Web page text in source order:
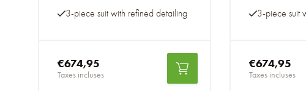
3-piece suit with refined detailing
€674,95
Taxes incluses
3-piece suit
€674,95
Taxes incluses